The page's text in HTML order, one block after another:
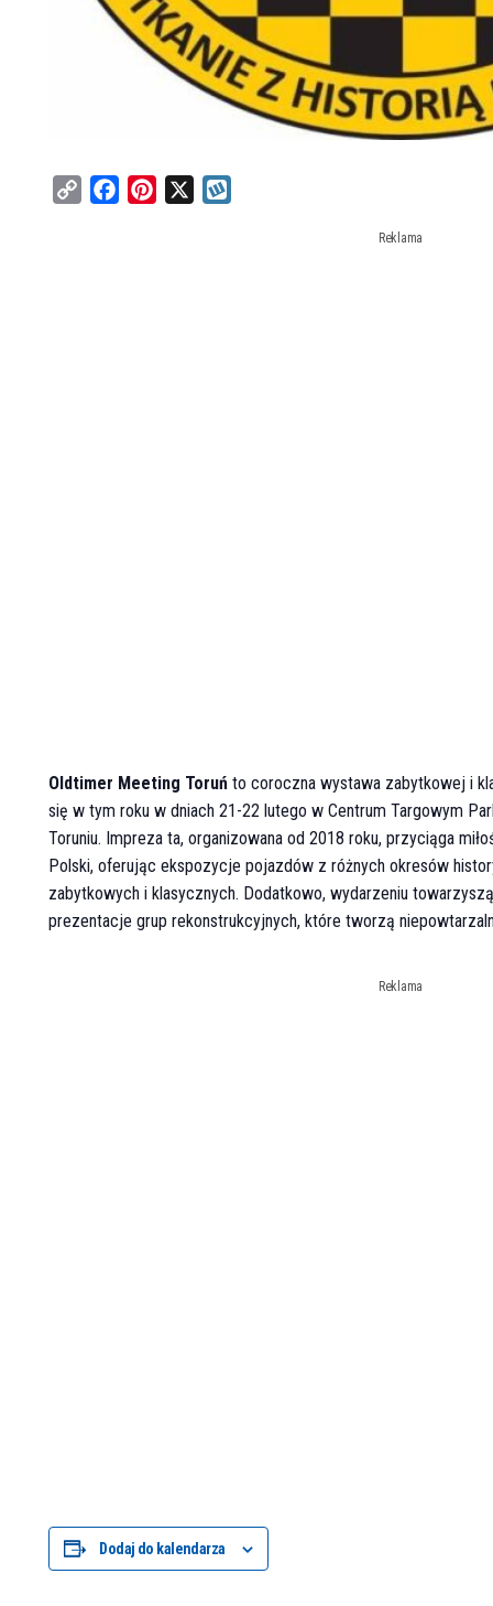
Copy
FacebookPinterest
Reklama
Oldtimer Meeting Toruń to coroczna wystawa zabytkowej i
się w tym roku w dniach 21-22 lutego w Centrum Targowym
Toruniu. Impreza ta, organizowana od 2018 roku, przyciąga
Polski, oferując ekspozycje pojazdów z różnych okresów
zabytkowych i klasycznych. Dodatkowo, wydarzeniu
prezentacje grup rekonstrukcyjnych, które tworzą
Reklama
Dodaj do kalendarza